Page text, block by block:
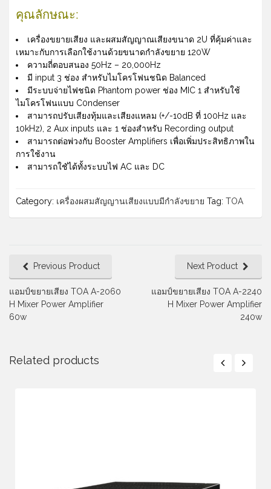
คุณลักษณะ:
เครื่องขยายเสียง และผสมสัญญาณเสียงขนาด 2U ที่คุ้มค่าและ
เหมาะกับการเลือกใช้งานด้วยขนาดกำลังขยาย 120W
ความถี่ตอบสนอง 50Hz – 20,000Hz
มี input 3 ช่อง สำหรับไมโครโฟนชนิด Balanced
มีระบบจ่ายไฟชนิด Phantom power ช่อง MIC 1 สำหรับใช้
ไมโครโฟนแบบ C0ndenser
สามารถปรับเสียงทุ้มและเสียงแหลม (+/-10dB ที่ 100Hz และ
10kHz), 2 Aux inputs และ 1 ช่องสำหรับ Recording output
สามารถต่อพ่วงกับ Booster Amplifiers เพื่อเพิ่มประสิทธิภาพใน
การใช้งาน
สามารถใชัได้ทั้งระบบไฟ AC และ DC
Category: เครื่องผสมสัญญานเสียงแบบมีกำลังขยาย Tag: TOA
Previous Product
แอมป์ขยายเสียง TOA A-2060
H Mixer Power Amplifier
60w
Next Product
แอมป์ขยายเสียง TOA A-2240
H Mixer Power Amplifier
240w
Related products